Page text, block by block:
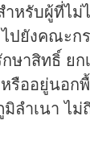
หรับผู้ที่ไม่
ปยังคณะก
ษาสิทธิ์ ย
รืออยู่นอก
ลำเนา ไม่